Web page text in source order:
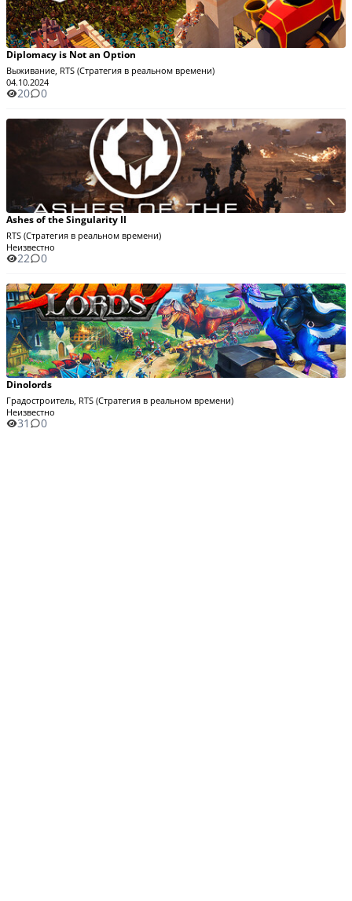
Diplomacy is Not an Option
Выживание, RTS (Стратегия в реальном времени)
04.10.2024
20 0
Ashes of the Singularity II
RTS (Стратегия в реальном времени)
Неизвестно
22 0
Dinolords
Градостроитель, RTS (Стратегия в реальном времени)
Неизвестно
31 0